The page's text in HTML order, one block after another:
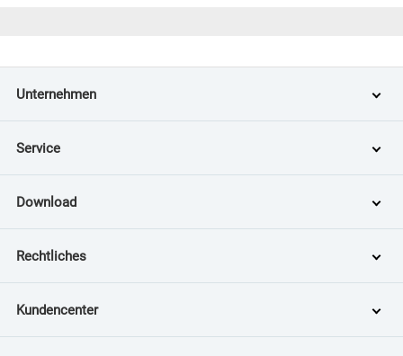
Unternehmen
Service
Download
Rechtliches
Kundencenter